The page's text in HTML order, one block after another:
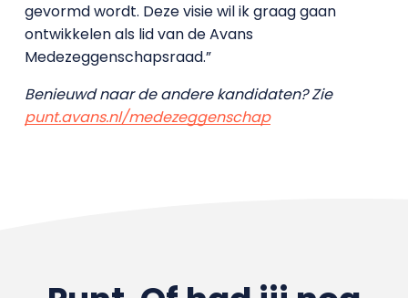
gevormd wordt. Deze visie wil ik graag gaan
ontwikkelen als lid van de Avans
Medezeggenschapsraad.”
Benieuwd naar de andere kandidaten? Zie
punt.avans.nl/medezeggenschap